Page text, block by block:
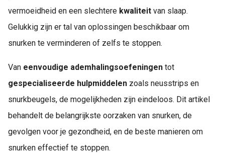
vermoeidheid en een slechtere kwaliteit van slaap.
Gelukkig zijn er tal van oplossingen beschikbaar om
snurken te verminderen of zelfs te stoppen.
Van eenvoudige ademhalingsoefeningen tot
gespecialiseerde hulpmiddelen zoals neusstrips en
snurkbeugels, de mogelijkheden zijn eindeloos. Dit artikel
behandelt de belangrijkste oorzaken van snurken, de
gevolgen voor je gezondheid, en de beste manieren om
snurken effectief te stoppen.